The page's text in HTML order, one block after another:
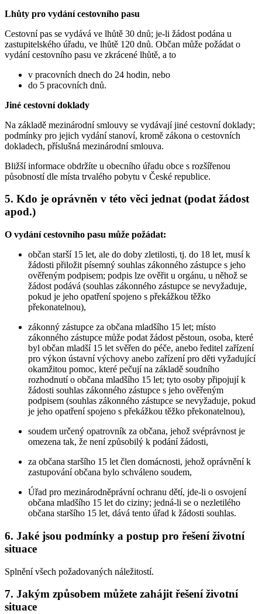
Lhůty pro vydání cestovního pasu
Cestovní pas se vydává ve lhůtě 30 dnů; je-li žádost podána u
zastupitelského úřadu, ve lhůtě 120 dnů. Občan může požádat o
vydání cestovního pasu ve zkrácené lhůtě, a to
v pracovních dnech do 24 hodin, nebo
do 5 pracovních dnů.
Jiné cestovní doklady
Na základě mezinárodní smlouvy se vydávají jiné cestovní doklady;
podmínky pro jejich vydání stanoví, kromě zákona o cestovních
dokladech, příslušná mezinárodní smlouva.
Bližší informace obdržíte u obecního úřadu obce s rozšířenou
působností dle místa trvalého pobytu v České republice.
5. Kdo je oprávněn v této věci jednat (podat žádost
apod.)
O vydání cestovního pasu může požádat:
občan starší 15 let, ale do doby zletilosti, tj. do 18 let, musí k
žádosti přiložit písemný souhlas zákonného zástupce s jeho
ověřeným podpisem; podpis lze ověřit u orgánu, u něhož se
žádost podává (souhlas zákonného zástupce se nevyžaduje,
pokud je jeho opatření spojeno s překážkou těžko
překonatelnou),
zákonný zástupce za občana mladšího 15 let; místo
zákonného zástupce může podat žádost pěstoun, osoba, které
byl občan mladší 15 let svěřen do péče, anebo ředitel zařízení
pro výkon ústavní výchovy anebo zařízení pro děti vyžadující
okamžitou pomoc, které pečují na základě soudního
rozhodnutí o občana mladšího 15 let; tyto osoby připojují k
žádosti souhlas zákonného zástupce s jeho ověřeným
podpisem (souhlas zákonného zástupce se nevyžaduje, pokud
je jeho opatření spojeno s překážkou těžko překonatelnou),
soudem určený opatrovník za občana, jehož svéprávnost je
omezena tak, že není způsobilý k podání žádosti,
za občana staršího 15 let člen domácnosti, jehož oprávnění k
zastupování občana bylo schváleno soudem,
Úřad pro mezinárodněprávní ochranu dětí, jde-li o osvojení
občana mladšího 15 let do ciziny; jedná-li se o nezletilého
občana staršího 15 let, dává tento úřad k žádosti souhlas.
6. Jaké jsou podmínky a postup pro řešení životní
situace
Splnění všech požadovaných náležitostí.
7. Jakým způsobem můžete zahájit řešení životní
situace